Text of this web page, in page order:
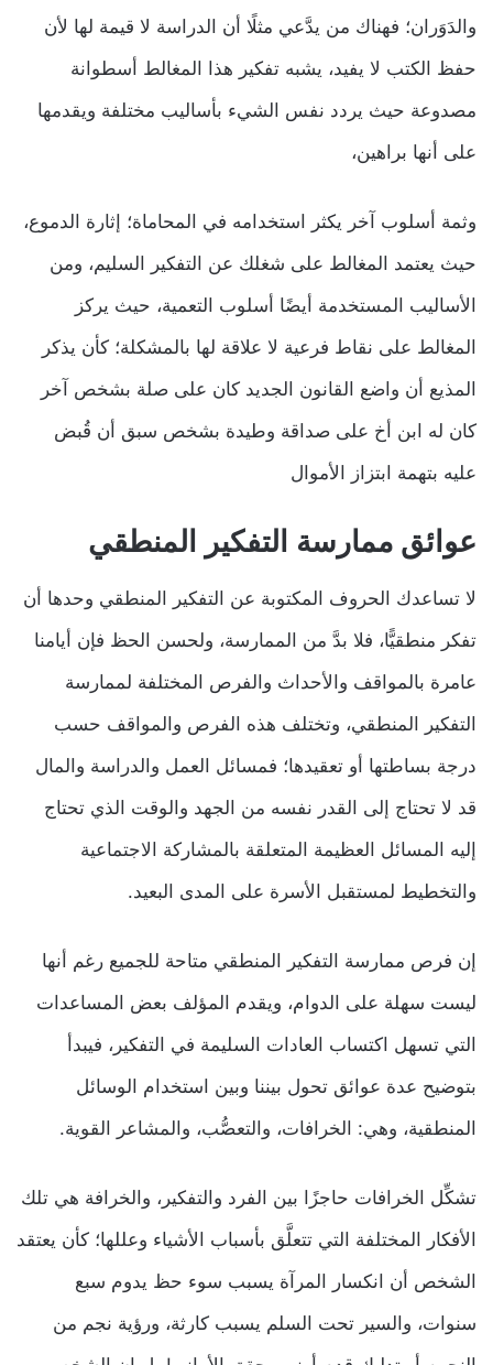
والدَوَران؛ فهناك من يدَّعي مثلًا أن الدراسة لا قيمة لها لأن
حفظ الكتب لا يفيد، يشبه تفكير هذا المغالط أسطوانة
مصدوعة حيث يردد نفس الشيء بأساليب مختلفة ويقدمها
على أنها براهين،
وثمة أسلوب آخر يكثر استخدامه في المحاماة؛ إثارة الدموع،
حيث يعتمد المغالط على شغلك عن التفكير السليم، ومن
الأساليب المستخدمة أيضًا أسلوب التعمية، حيث يركز
المغالط على نقاط فرعية لا علاقة لها بالمشكلة؛ كأن يذكر
المذيع أن واضع القانون الجديد كان على صلة بشخص آخر
كان له ابن أخ على صداقة وطيدة بشخص سبق أن قُبض
عليه بتهمة ابتزاز الأموال
عوائق ممارسة التفكير المنطقي
لا تساعدك الحروف المكتوبة عن التفكير المنطقي وحدها أن
تفكر منطقيًّا، فلا بدَّ من الممارسة، ولحسن الحظ فإن أيامنا
عامرة بالمواقف والأحداث والفرص المختلفة لممارسة
التفكير المنطقي، وتختلف هذه الفرص والمواقف حسب
درجة بساطتها أو تعقيدها؛ فمسائل العمل والدراسة والمال
قد لا تحتاج إلى القدر نفسه من الجهد والوقت الذي تحتاج
إليه المسائل العظيمة المتعلقة بالمشاركة الاجتماعية
والتخطيط لمستقبل الأسرة على المدى البعيد.
إن فرص ممارسة التفكير المنطقي متاحة للجميع رغم أنها
ليست سهلة على الدوام، ويقدم المؤلف بعض المساعدات
التي تسهل اكتساب العادات السليمة في التفكير، فيبدأ
بتوضيح عدة عوائق تحول بيننا وبين استخدام الوسائل
المنطقية، وهي: الخرافات، والتعصُّب، والمشاعر القوية.
تشكِّل الخرافات حاجزًا بين الفرد والتفكير، والخرافة هي تلك
الأفكار المختلفة التي تتعلَّق بأسباب الأشياء وعللها؛ كأن يعتقد
الشخص أن انكسار المرآة يسبب سوء حظ يدوم سبع
سنوات، والسير تحت السلم يسبب كارثة، ورؤية نجم من